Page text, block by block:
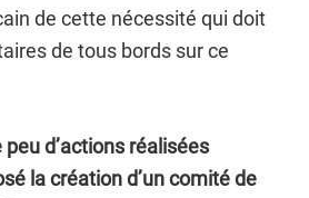
de cette nécessité qui doit
de tous bords sur ce
d’actions réalisées
la création d’un comité de